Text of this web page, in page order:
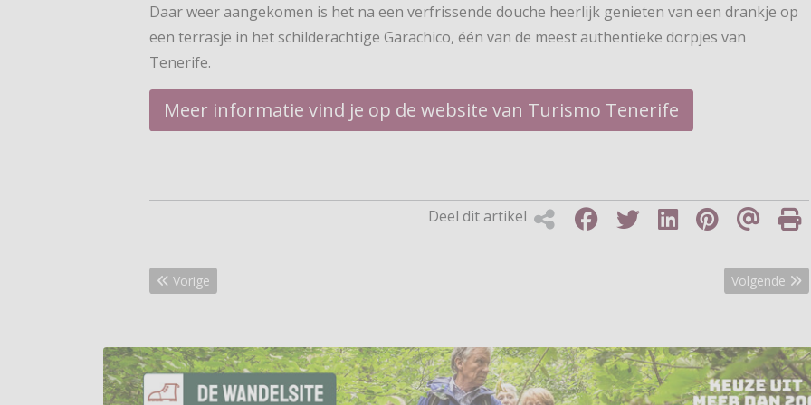
Daar weer aangekomen is het na een verfrissende douche heerlijk genieten van een drankje op
een terrasje in het schilderachtige Garachico, één van de meest authentieke dorpjes van
Tenerife.
Meer informatie vind je op de website van Turismo Tenerife
Deel dit artikel
Vorig artikel: Wandel4daagse Schoorl is genieten van de natuur
Vorige Volgende
Volgende